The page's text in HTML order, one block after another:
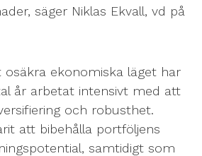
säger Niklas Ekvall, vd på
osäkra ekonomiska läget har
år arbetat intensivt med att
och robusthet.
att bibehålla portföljens
samtidigt som